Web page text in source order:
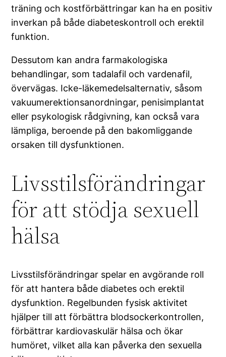
träning och kostförbättringar kan ha en positiv
inverkan på både diabeteskontroll och erektil
funktion.
Dessutom kan andra farmakologiska
behandlingar, som tadalafil och vardenafil,
övervägas. Icke-läkemedelsalternativ, såsom
vakuumerektionsanordningar, penisimplantat
eller psykologisk rådgivning, kan också vara
lämpliga, beroende på den bakomliggande
orsaken till dysfunktionen.
Livsstilsförändringar
för att stödja sexuell
hälsa
Livsstilsförändringar spelar en avgörande roll
för att hantera både diabetes och erektil
dysfunktion. Regelbunden fysisk aktivitet
hjälper till att förbättra blodsockerkontrollen,
förbättrar kardiovaskulär hälsa och ökar
humöret, vilket alla kan påverka den sexuella